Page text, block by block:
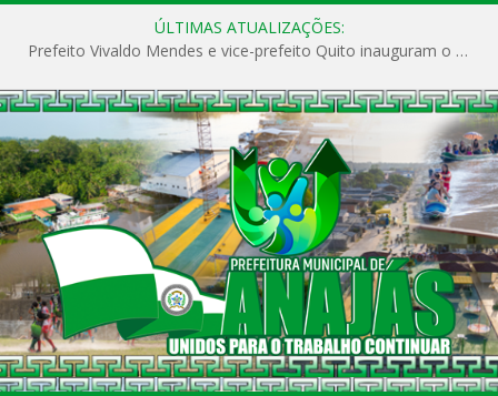
ÚLTIMAS ATUALIZAÇÕES:
Prefeito Vivaldo Mendes e vice-prefeito Quito inauguram o CAPS e fortalecem a saúde pública em Anajás.